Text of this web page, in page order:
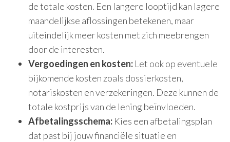
de totale kosten. Een langere looptijd kan lagere
maandelijkse aflossingen betekenen, maar
uiteindelijk meer kosten met zich meebrengen
door de interesten.
Vergoedingen en kosten: Let ook op eventuele
bijkomende kosten zoals dossierkosten,
notariskosten en verzekeringen. Deze kunnen de
totale kostprijs van de lening beïnvloeden.
Afbetalingsschema: Kies een afbetalingsplan
dat past bij jouw financiële situatie en